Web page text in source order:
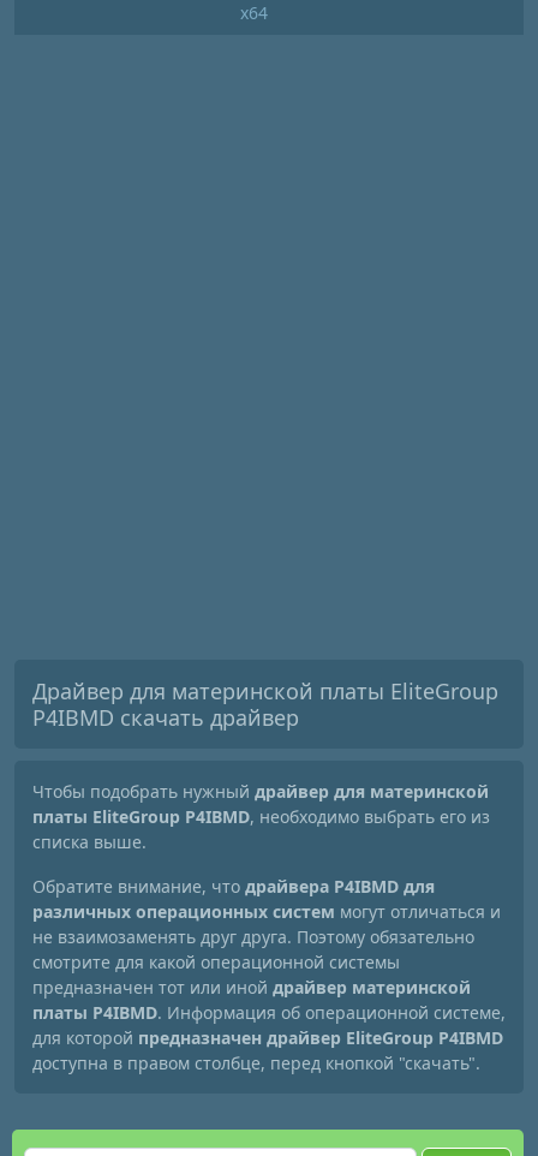
x64
Драйвер для материнской платы EliteGroup
P4IBMD скачать драйвер
Чтобы подобрать нужный драйвер для материнской
платы EliteGroup P4IBMD, необходимо выбрать его из
списка выше.
Обратите внимание, что драйвера P4IBMD для
различных операционных систем могут отличаться и
не взаимозаменять друг друга. Поэтому обязательно
смотрите для какой операционной системы
предназначен тот или иной драйвер материнской
платы P4IBMD. Информация об операционной системе,
для которой предназначен драйвер EliteGroup P4IBMD
доступна в правом столбце, перед кнопкой "скачать".